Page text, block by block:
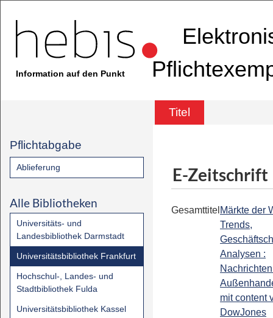
Information auf den Punkt
Titel
Pflichtabgabe
Ablieferung
Alle Bibliotheken
Universitäts- und
Landesbibliothek Darmstadt
Universitätsbibliothek Frankfurt
Hochschul-, Landes- und
Stadtbibliothek Fulda
Universitätsbibliothek Kassel
E-Zeitschrift
Gesamttitel Märkte der
Trends,
Analysen :
mit content
DowJones